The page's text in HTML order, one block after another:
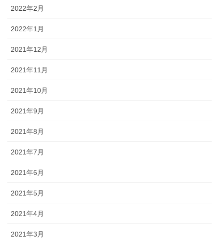
2022年2月
2022年1月
2021年12月
2021年11月
2021年10月
2021年9月
2021年8月
2021年7月
2021年6月
2021年5月
2021年4月
2021年3月